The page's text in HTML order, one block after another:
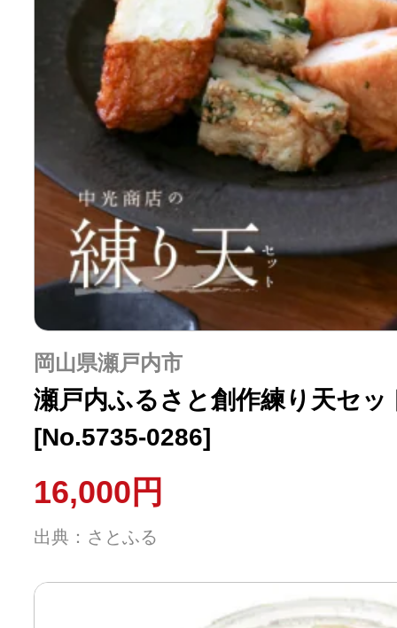
岡山県瀬戸内市
瀬戸内ふるさと創作練り天セッ
[No.5735-0286]
16,000円
出典：さとふる